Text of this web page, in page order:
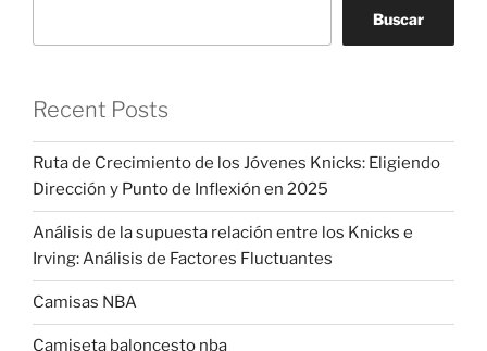
Buscar
Recent Posts
Ruta de Crecimiento de los Jóvenes Knicks: Eligiendo
Dirección y Punto de Inflexión en 2025
Análisis de la supuesta relación entre los Knicks e
Irving: Análisis de Factores Fluctuantes
Camisas NBA
Camiseta baloncesto nba